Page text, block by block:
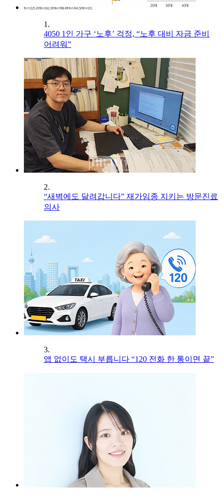
1.
4050 1인 가구 ‘노후’ 걱정, “노후 대비 자금 준비
어려워”
2.
“새벽에도 달려갑니다” 재가임종 지키는 방문진료
의사
3.
앱 없이도 택시 부릅니다 “120 전화 한 통이면 끝”